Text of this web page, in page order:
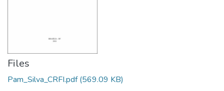
Files
Pam_Silva_CRFI.pdf(569.09 KB)